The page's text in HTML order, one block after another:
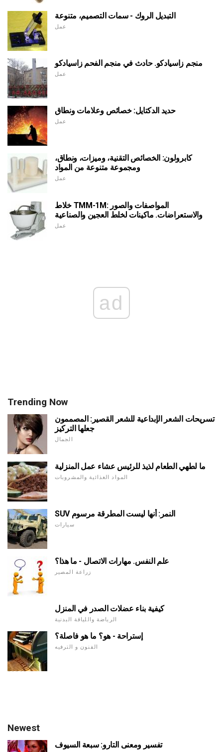
التبديل الروك - سمات التصميم، متنوعة
عمل
منجم زاسيادكو. حادث في منجم الفحم زاسيادكو
عمل
حديد الدكتايل: خصائص وعلامات ونطاق
عمل
كابرولون: الخصائص التقنية، وميزات، ونطاق،
ومجموعة متنوعة من المواد
عمل
خلاط TMM-1M: المواصفات والصور
والاستعراضات. ماكينات لخلط العجين والصناعية
عمل
ad
Trending Now
تسريحات الشعر الإبداعية للشعر القصير: المصممون
جعلها التركيز
الجمال
ما لطهي الطعام لذيذ للرئيس عشاء عمل المنزلية
المواد الغذائية والمشروبات
SUV النمر: أنها ليست المطرقة مرسوم
سيارات
علم النفس. مهارات الاتصال - ما هذا؟
زراعة المصير
كيفية بناء عضلات الصدر في المنزل
الرياضة واللياقة البدنية
إستراحة - هو؟ ما هو فاصلة؟
الفنون و الترفيه
Newest
تفسير ومعنى التارو: سبعة السيوف